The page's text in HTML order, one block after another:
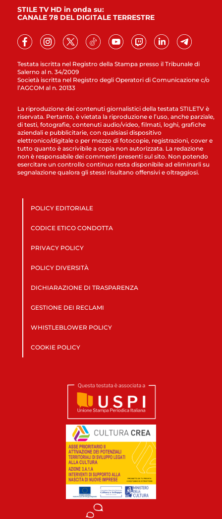
Testata iscritta nel Registro della Stampa presso il Tribunale di
Salerno al n. 34/2009
Società iscritta nel Registro degli Operatori di Comunicazione c/o
l’AGCOM al n. 20133
STILE TV HD in onda su:
CANALE 78 DEL DIGITALE TERRESTRE
La riproduzione dei contenuti giornalistici della testata STILETV è
riservata. Pertanto, è vietata la riproduzione e l’uso, anche parziale,
di testi, fotografie, contenuti audio/video, filmati, loghi, grafiche
aziendali e pubblicitarie, con qualsiasi dispositivo
elettronico/digitale o per mezzo di fotocopie, registrazioni, cover e
tutto quanto è ascrivibile a copia non autorizzata. La redazione
non è responsabile dei commenti presenti sul sito. Non potendo
esercitare un controllo continuo resta disponibile ad eliminarli su
segnalazione qualora gli stessi risultano offensivi e oltraggiosi.
POLICY EDITORIALE
CODICE ETICO CONDOTTA
PRIVACY POLICY
POLICY DIVERSITÀ
DICHIARAZIONE DI TRASPARENZA
GESTIONE DEI RECLAMI
WHISTLEBLOWER POLICY
COOKIE POLICY